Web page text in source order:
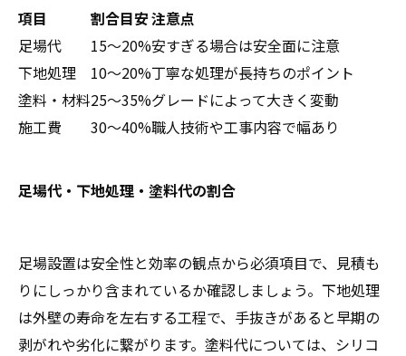
項目 割合目安注意点
足場代
15～20%安すぎる場合は安全面に注意
下地処理
10～20%丁寧な処理が長持ちのポイント
塗料・材料25～35%グレードによって大きく変動
施工費
30～40%職人技術や工事内容で幅あり
足場代・下地処理・塗料代の割合
足場設置は安全性と効率の観点から必須項目で、見積も
りにしっかり含まれているか確認しましょう。下地処理
は外壁の寿命を左右する工程で、手抜きがあると早期の
剥がれや劣化に繋がります。塗料代については、シリコ